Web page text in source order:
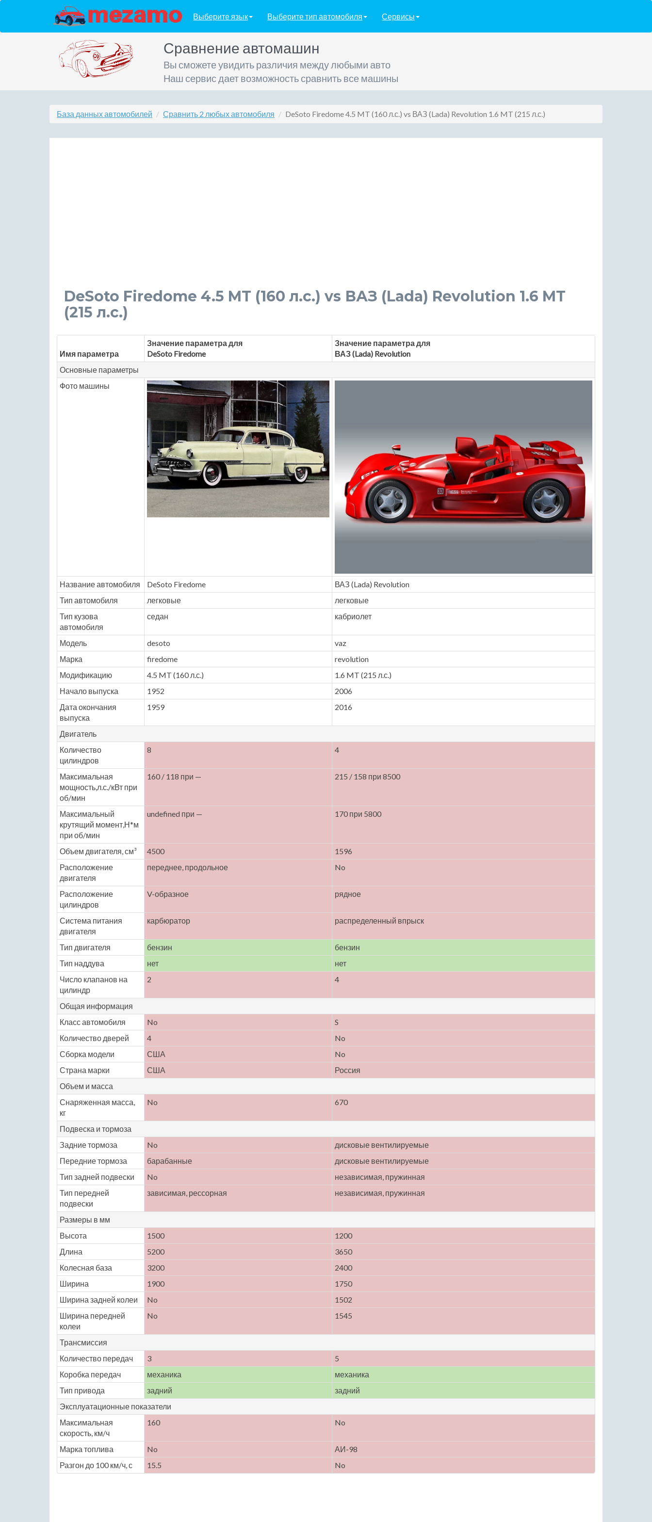
Выберите язык Выберите тип автомобиля Сервисы
Сравнение автомашин
Вы сможете увидить различия между любыми авто
Наш сервис дает возможность сравнить все машины
База данных автомобилей Сравнить 2 любых автомобиля DeSoto Firedome 4.5 MT (160 л.с.) vs ВАЗ (Lada) Revolution 1.6 MT (215 л.с.)
DeSoto Firedome 4.5 MT (160 л.с.) vs ВАЗ (Lada) Revolution 1.6 MT
(215 л.с.)
Имя параметра
Значение параметра для
DeSoto Firedome
Значение параметра для
ВАЗ (Lada) Revolution
Основные параметры
Фото машины
Название автомобиля DeSoto Firedome
ВАЗ (Lada) Revolution
Тип автомобиля
легковые
легковые
Тип кузова
автомобиля
седан кабриолет
Модель desoto
vaz
Марка
firedome
revolution
Модификацию
4.5 MT (160 л.с.)
1.6 MT (215 л.с.)
Начало выпуска
1952
2006
Дата окончания
выпуска
1959 2016
Двигатель
Количество
цилиндров
8 4
Максимальная
мощность,л.с./кВт при
об/мин
160 / 118 при — 215 / 158 при 8500
Максимальный
крутящий момент,Н*м
при об/мин
undefined при — 170 при 5800
Объем двигателя, см³ 4500
1596
Расположение
двигателя
переднее, продольное No
Расположение
цилиндров
V-образное рядное
Система питания
двигателя
карбюратор распределенный впрыск
Тип двигателя бензин
бензин
Тип наддува
нет
нет
Число клапанов на
цилиндр
2 4
Общая информация
Класс автомобиля
No
S
Количество дверей
4
No
Сборка модели
США
No
Страна марки
США
Россия
Объем и масса
Снаряженная масса,
кг
No 670
Подвеска и тормоза
Задние тормоза
No
дисковые вентилируемые
Передние тормоза
барабанные
дисковые вентилируемые
Тип задней подвески
No
независимая, пружинная
Тип передней
подвески
зависимая, рессорная независимая, пружинная
Размеры в мм
Высота
1500
1200
Длина
5200
3650
Колесная база
3200
2400
Ширина
1900
1750
Ширина задней колеи
No
1502
Ширина передней
колеи
No 1545
Трансмиссия
Количество передач
3
5
Коробка передач
механика
механика
Тип привода
задний
задний
Эксплуатационные показатели
Максимальная
скорость, км/ч
160 No
Марка топлива No
АИ-98
Разгон до 100 км/ч, с
15.5 No